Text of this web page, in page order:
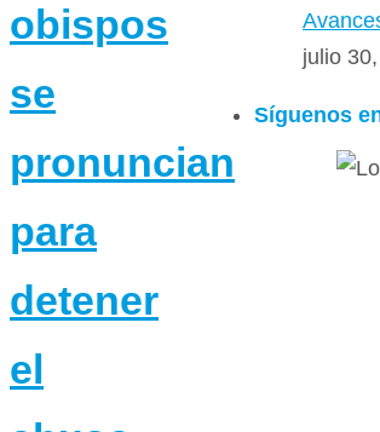
obispos
se
pronuncian
para
detener
el
julio
Síguenos